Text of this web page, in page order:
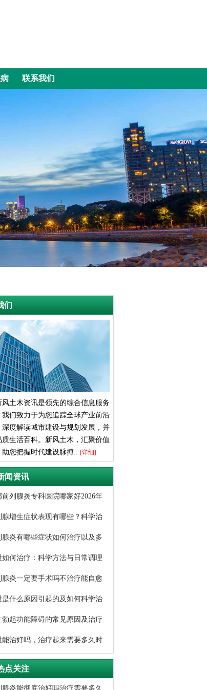
联系我们
们
风土木资讯是领先的综合信息服务
我们致力于为您追踪全球产业前沿
深度解读城市建设与规划发展，并
质生活百科。新风土木，汇聚价值
您把握时代建设脉搏... [详细]
闻资讯
前列腺炎专科医院哪家好2026年
腺增生症状表现有哪些？科学治
腺炎有哪些症状如何治疗以及多
如何治疗：科学方法与日常调理
腺炎一定要手术吗不治疗能自愈
是什么原因引起的及如何科学治
勃起功能障碍的常见原因及治疗
能治好吗，治疗起来需要多久时
点关注
腺炎能彻底治好吗治疗需要多久